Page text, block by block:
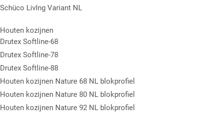
Schüco LivIng Variant NL
Houten kozijnen
Drutex Softline-68
Drutex Softline-78
Drutex Softline-88
Houten kozijnen Nature 68 NL blokprofiel
Houten kozijnen Nature 80 NL blokprofiel
Houten kozijnen Nature 92 NL blokprofiel